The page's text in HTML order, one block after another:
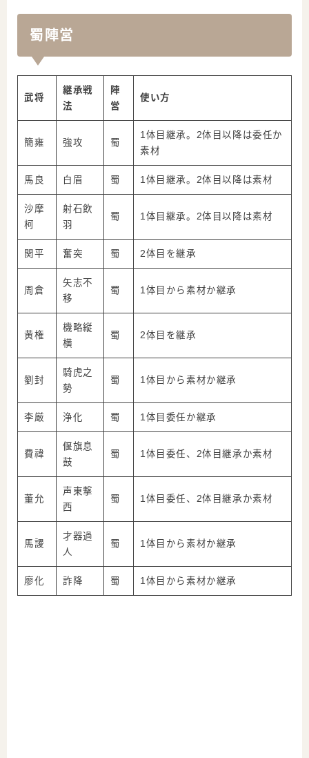
蜀陣営
武将
継承戦
法
陣
営
使い方
簡雍 強攻 蜀
1体目継承。2体目以降は委任か
素材
馬良 白眉 蜀 1体目継承。2体目以降は素材
沙摩
柯
射石飲
羽
蜀 1体目継承。2体目以降は素材
関平 奮突 蜀 2体目を継承
周倉
矢志不
移
蜀 1体目から素材か継承
黄権
機略縦
横
蜀 2体目を継承
劉封
騎虎之
勢
蜀 1体目から素材か継承
李厳 浄化 蜀 1体目委任か継承
費禕
偃旗息
鼓
蜀 1体目委任、2体目継承か素材
董允
声東撃
西
蜀 1体目委任、2体目継承か素材
馬謖
才器過
人
蜀 1体目から素材か継承
廖化 詐降 蜀 1体目から素材か継承